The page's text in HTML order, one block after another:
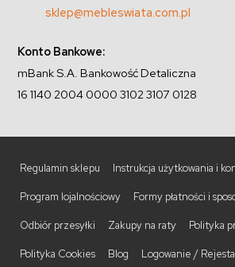
sklep@mebleswiata.com.pl
Konto Bankowe:
mBank S.A. Bankowość Detaliczna
16 1140 2004 0000 3102 3107 0128
Regulamin sklepu Instrukcja użytkowania i
Program lojalnościowy Formy płatności i
Odbiór przesyłki Zakupy na raty Polityka
Polityka Cookies Blog Logowanie /